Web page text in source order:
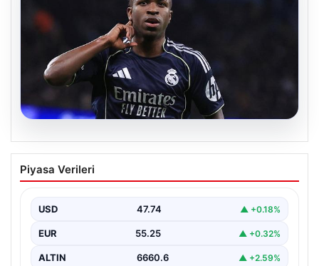
06.08.2026
Atletico Mineiro’dan Fenerbahçe’nin
orta sahasına sürpriz ilgi: Paulo Bracks
Atletico Mineiro cephesinden Fenerbahçe'nin orta saha
Piyasa Verileri
USD 47.74 ▲ +0.18%
EUR 55.25 ▲ +0.32%
ALTIN 6660.6 ▲ +2.59%